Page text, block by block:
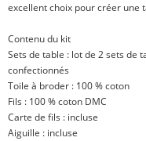
excellent choix pour créer une
Contenu du kit
Sets de table : lot de 2 sets de
confectionnés
Toile à broder : 100 % coton
Fils : 100 % coton DMC
Carte de fils : incluse
Aiguille : incluse